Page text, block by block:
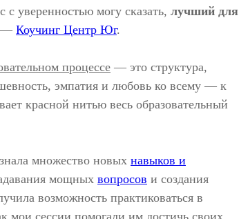
уверенностью могу сказать, лучший для
— Коучинг Центр Юг.
процессе — это структура,
эмпатия и любовь ко всему — к
красной нитью весь образовательный
множество новых навыков и
мощных вопросов и создания
возможность практиковаться в
мои сессии помогали им достичь своих